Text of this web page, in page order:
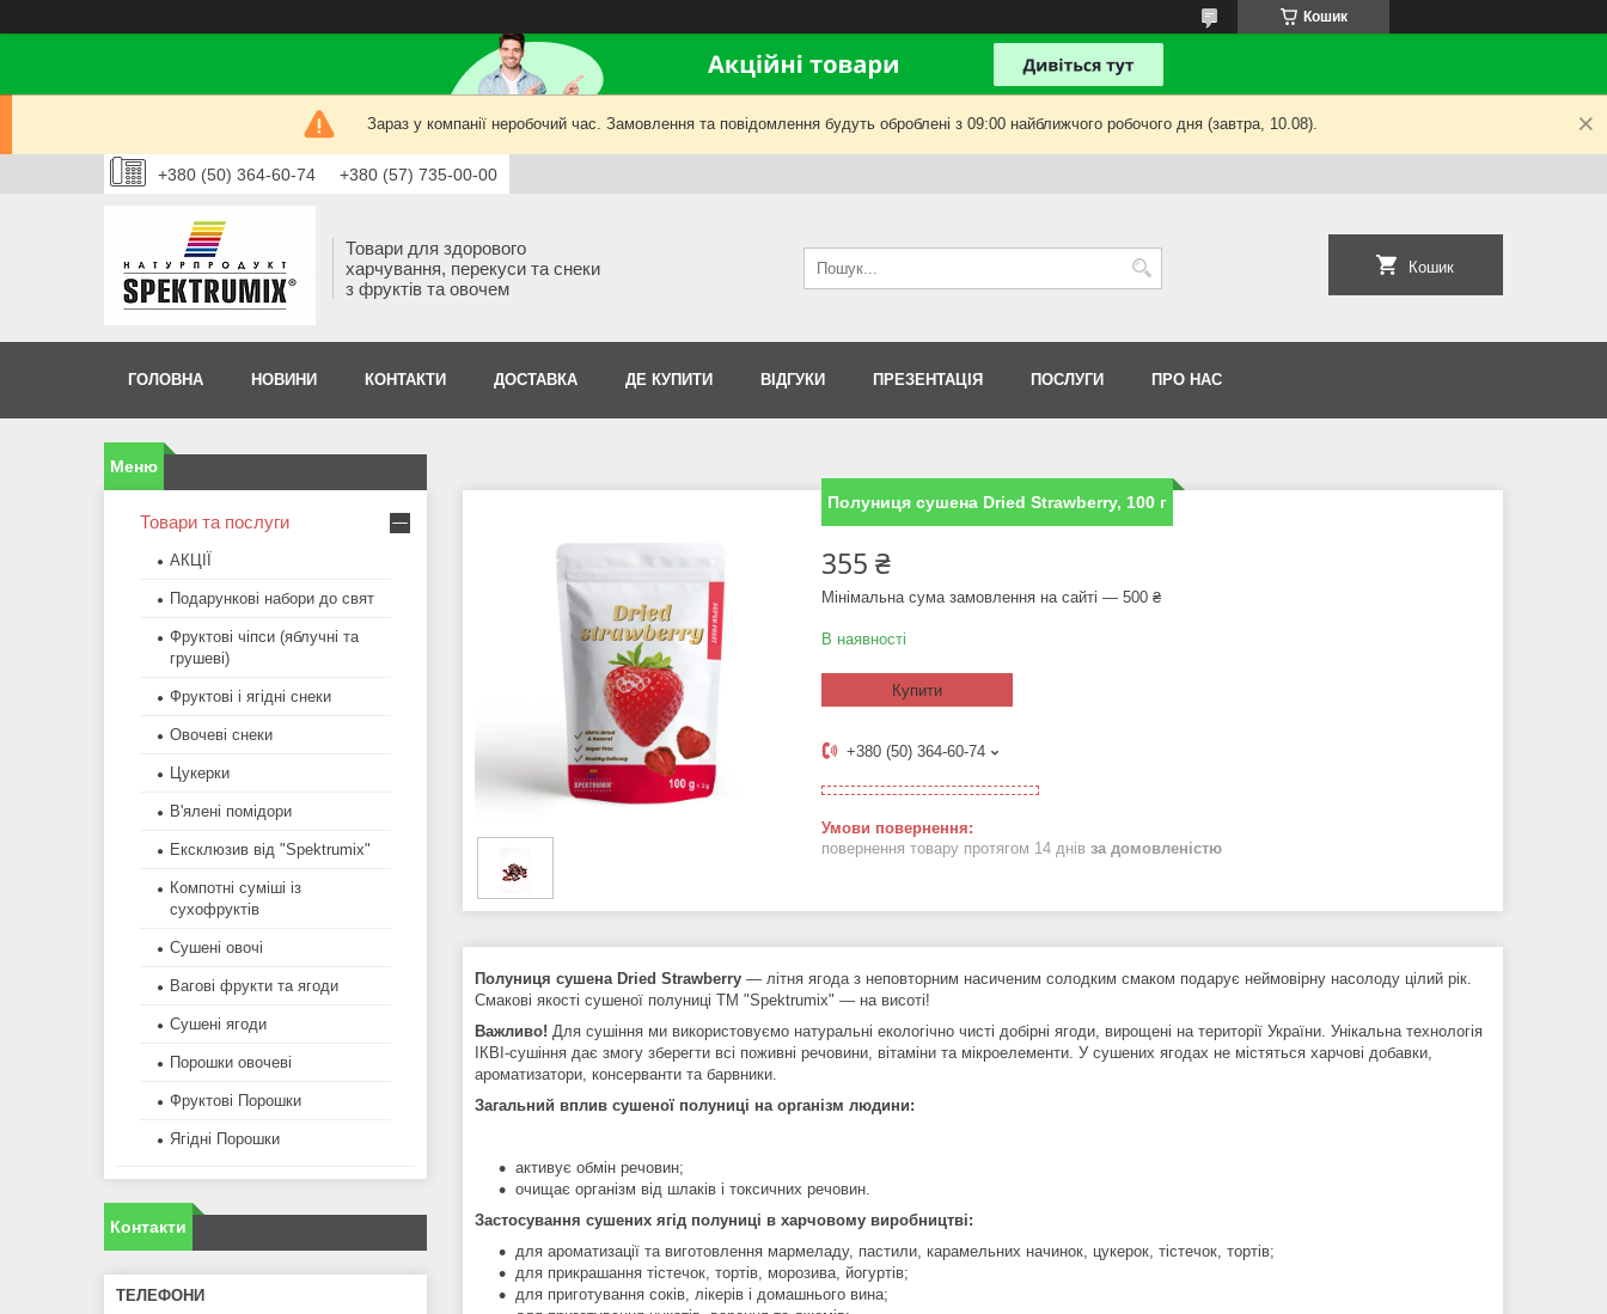
Кошик
Зараз у компанії неробочий час. Замовлення та повідомлення будуть оброблені з 09:00 найближчого робочого дня (завтра, 10.08).
+380 (50) 364-60-74 +380 (57) 735-00-00
Товари для здорового
харчування, перекуси та снеки
з фруктів та овочем
Кошик
ГОЛОВНА НОВИНИ КОНТАКТИ ДОСТАВКА ДЕ КУПИТИ ВІДГУКИ ПРЕЗЕНТАЦІЯ ПОСЛУГИ ПРО НАС
Полуниця сушена Dried Strawberry, 100 г
355 ₴
Мінімальна сума замовлення на сайті — 500 ₴
В наявності
Купити
+380 (50) 364-60-74
повернення товару протягом 14 днів за домовленістю
Полуниця сушена Dried Strawberry — літня ягода з неповторним насиченим солодким смаком подарує неймовірну насолоду цілий рік.
Смакові якості сушеної полуниці ТМ "Spektrumix" — на висоті!
Важливо! Для сушіння ми використовуємо натуральні екологічно чисті добірні ягоди, вирощені на території України. Унікальна технологія
ІКВІ-сушіння дає змогу зберегти всі поживні речовини, вітаміни та мікроелементи. У сушених ягодах не містяться харчові добавки,
ароматизатори, консерванти та барвники.
Загальний вплив сушеної полуниці на організм людини:
активує обмін речовин;
очищає організм від шлаків і токсичних речовин.
Застосування сушених ягід полуниці в харчовому виробництві:
для ароматизації та виготовлення мармеладу, пастили, карамельних начинок, цукерок, тістечок, тортів;
для прикрашання тістечок, тортів, морозива, йогуртів;
для приготування соків, лікерів і домашнього вина;
Товари та послуги
АКЦІЇ
Подарункові набори до свят
Фруктові чіпси (яблучні та
грушеві)
Фруктові і ягідні снеки
Овочеві снеки
Цукерки
В'ялені помідори
Ексклюзив від "Spektrumix"
Компотні суміші із
сухофруктів
Сушені овочі
Вагові фрукти та ягоди
Сушені ягоди
Порошки овочеві
Фруктові Порошки
Ягідні Порошки
Контакти